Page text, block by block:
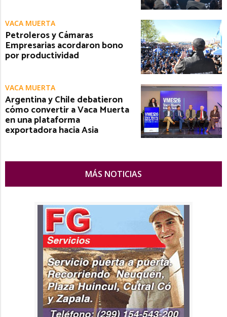
VACA MUERTA
Petroleros y Cámaras
Empresarias acordaron bono
por productividad
VACA MUERTA
Argentina y Chile debatieron
cómo convertir a Vaca Muerta
en una plataforma
exportadora hacia Asia
MÁS NOTICIAS